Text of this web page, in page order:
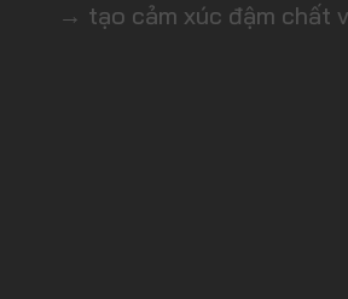
→ tạo cảm xúc đậm chất